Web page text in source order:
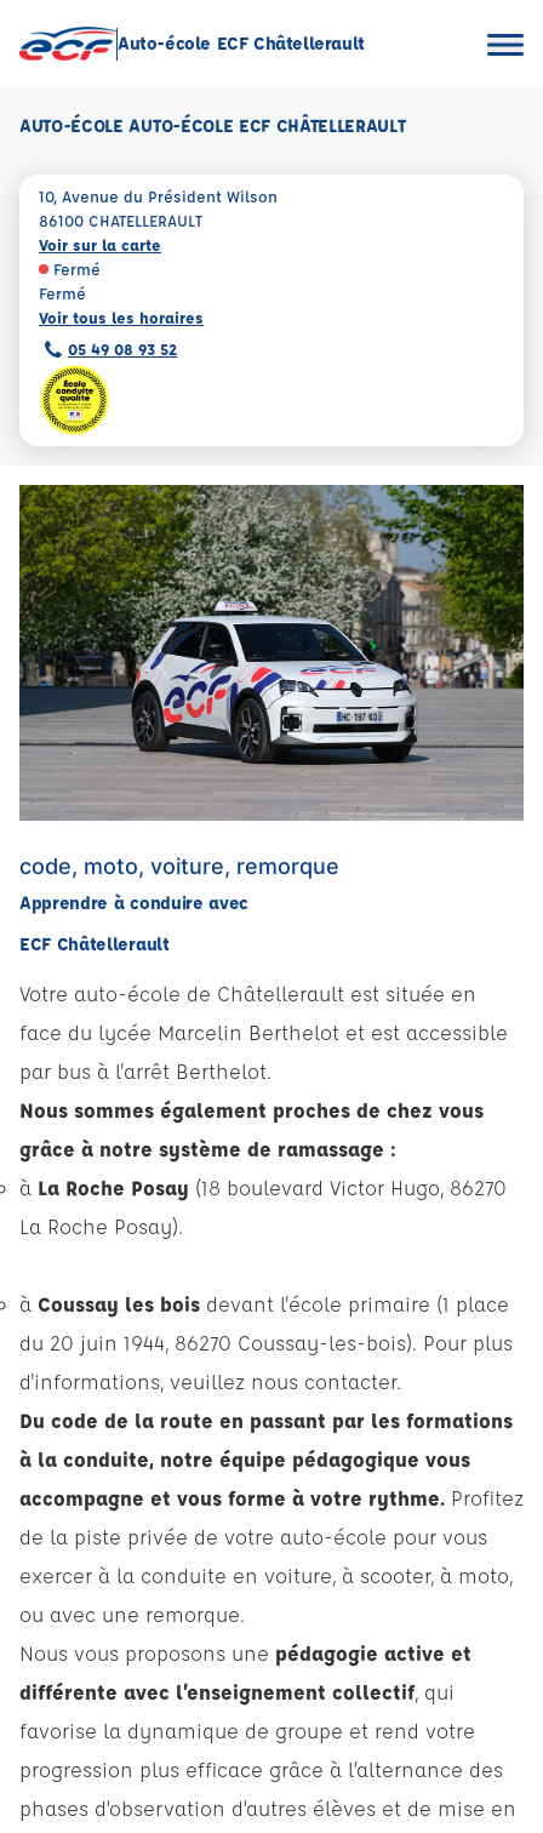
Auto-école ECF Châtellerault
AUTO-ÉCOLE AUTO-ÉCOLE ECF CHÂTELLERAULT
10, Avenue du Président Wilson
86100 CHATELLERAULT
Voir sur la carte
Fermé
Fermé
Voir tous les horaires
05 49 08 93 52
code, moto, voiture, remorque
Apprendre à conduire avec
ECF Châtellerault
Votre auto-école de Châtellerault est située en
face du lycée Marcelin Berthelot et est accessible
par bus à l'arrêt Berthelot.
Nous sommes également proches de chez vous
grâce à notre système de ramassage :
à La Roche Posay (18 boulevard Victor Hugo, 86270
La Roche Posay).
à Coussay les bois devant l'école primaire (1 place
du 20 juin 1944, 86270 Coussay-les-bois). Pour plus
d'informations, veuillez nous contacter.
Du code de la route en passant par les formations
à la conduite, notre équipe pédagogique vous
accompagne et vous forme à votre rythme. Profitez
de la piste privée de votre auto-école pour vous
exercer à la conduite en voiture, à scooter, à moto,
ou avec une remorque.
Nous vous proposons une pédagogie active et
différente avec l’enseignement collectif, qui
favorise la dynamique de groupe et rend votre
progression plus efficace grâce à l’alternance des
phases d’observation d’autres élèves et de mise en